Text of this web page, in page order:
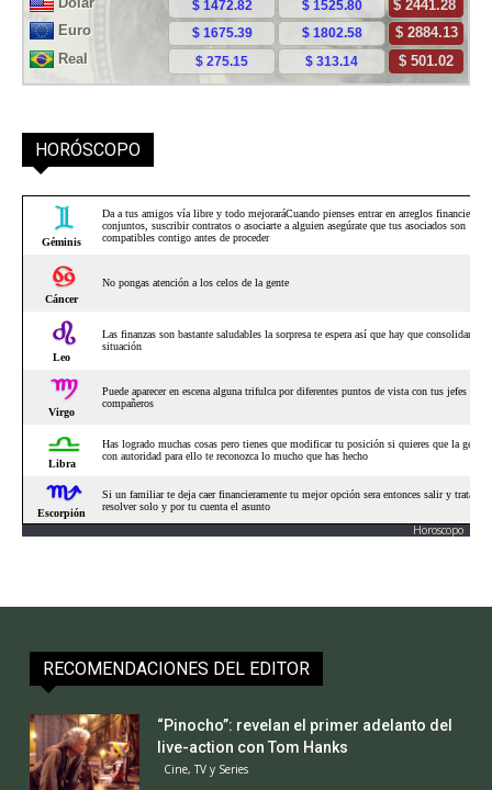
HORÓSCOPO
Horoscopo
RECOMENDACIONES DEL EDITOR
“Pinocho”: revelan el primer adelanto del
live-action con Tom Hanks
Cine, TV y Series